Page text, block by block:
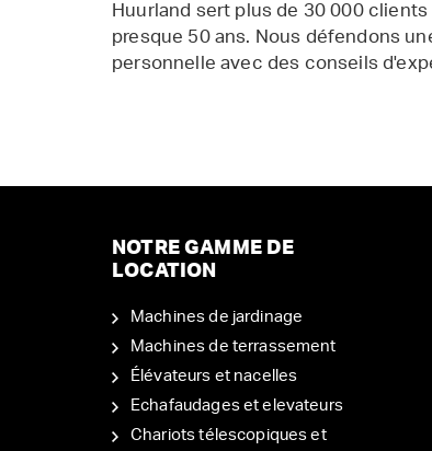
Huurland sert plus de 30 000 clients
presque 50 ans. Nous défendons
personnelle avec des conseils
NOTRE GAMME DE
LOCATION
Machines de jardinage
Machines de terrassement
Élévateurs et nacelles
Echafaudages et elevateurs
Chariots télescopiques et